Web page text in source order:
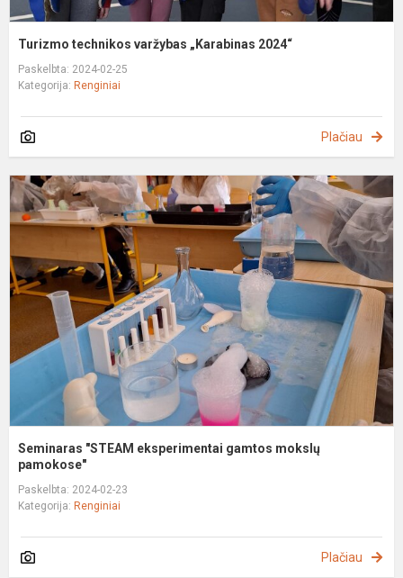
Turizmo technikos varžybas „Karabinas 2024“
Paskelbta: 2024-02-25
Kategorija: Renginiai
Plačiau
Seminaras "STEAM eksperimentai gamtos mokslų
pamokose"
Paskelbta: 2024-02-23
Kategorija: Renginiai
Plačiau